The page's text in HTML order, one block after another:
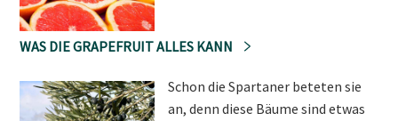
WAS DIE GRAPEFRUIT ALLES KANN
Schon die Spartaner beteten sie
an, denn diese Bäume sind etwas